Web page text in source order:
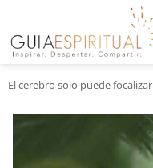
El cerebro solo puede focalizar